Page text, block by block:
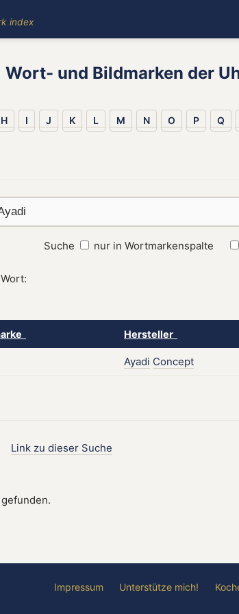
index
Wort- und Bildmarken der
H I J K L M N O P Q
Suche nur in Wortmarkenspalte
Hersteller
Ayadi Concept
Link zu dieser Suche
Impressum Unterstütze mich!